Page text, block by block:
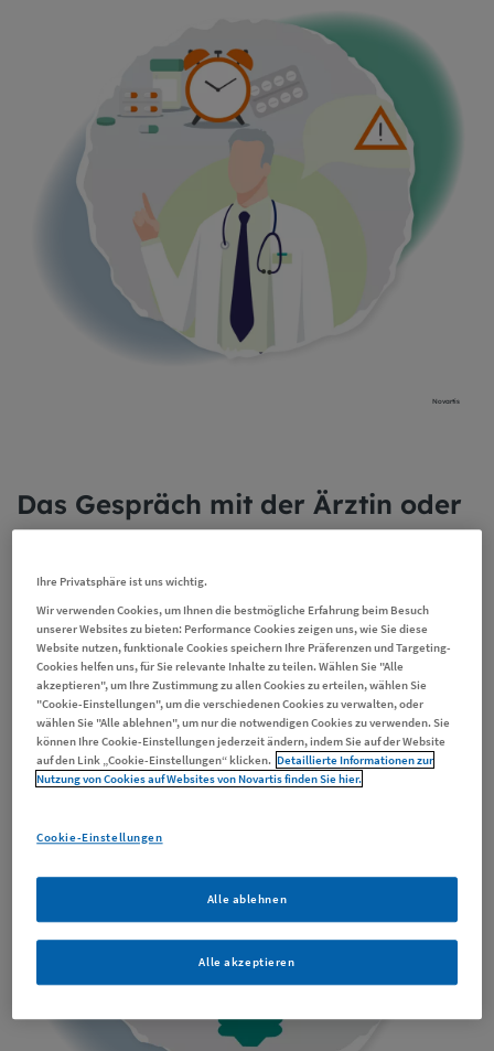
Novartis
Das Gespräch mit der Ärztin oder
Wenn Sie Nebenwirkungen bei sich feststellen,
sprechen Sie dies Ihrem behandelnden
Ärzteteamgegenüber auf jeden Fallan. Oft lassen
sich Nebenwirkungen wirkungsvoll lindern.
Ihre Privatsphäre ist uns wichtig.
Wir verwenden Cookies, um Ihnen die bestmögliche Erfahrung beim Besuch
unserer Websites zu bieten: Performance Cookies zeigen uns, wie Sie diese
Website nutzen, funktionale Cookies speichern Ihre Präferenzen und Targeting-
Cookies helfen uns, für Sie relevante Inhalte zu teilen. Wählen Sie "Alle
akzeptieren", um Ihre Zustimmung zu allen Cookies zu erteilen, wählen Sie
"Cookie-Einstellungen", um die verschiedenen Cookies zu verwalten, oder
wählen Sie "Alle ablehnen", um nur die notwendigen Cookies zu verwenden. Sie
können Ihre Cookie-Einstellungen jederzeit ändern, indem Sie auf der Website
auf den Link „Cookie-Einstellungen“ klicken. Detaillierte Informationen zur
Nutzung von Cookies auf Websites von Novartis finden Sie hier.
Cookie-Einstellungen
Alle ablehnen
Alle akzeptieren